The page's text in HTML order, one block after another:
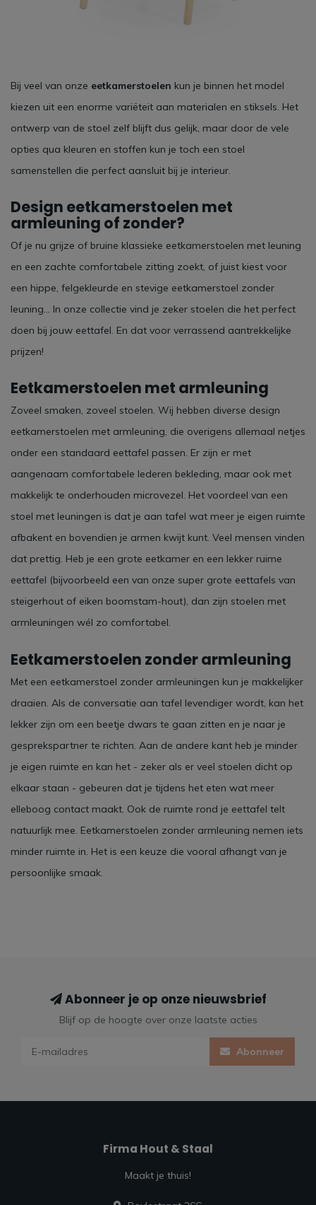
Bij veel van onze eetkamerstoelen kun je binnen het model
kiezen uit een enorme variëteit aan materialen en stiksels. Het
ontwerp van de stoel zelf blijft dus gelijk, maar door de vele
opties qua kleuren en stoffen kun je toch een stoel
samenstellen die perfect aansluit bij je interieur.
Design eetkamerstoelen met
armleuning of zonder?
Of je nu grijze of bruine klassieke eetkamerstoelen met leuning
en een zachte comfortabele zitting zoekt, of juist kiest voor
een hippe, felgekleurde en stevige eetkamerstoel zonder
leuning… In onze collectie vind je zeker stoelen die het perfect
doen bij jouw eettafel. En dat voor verrassend aantrekkelijke
prijzen!
Eetkamerstoelen met armleuning
Zoveel smaken, zoveel stoelen. Wij hebben diverse design
eetkamerstoelen met armleuning, die overigens allemaal netjes
onder een standaard eettafel passen. Er zijn er met
aangenaam comfortabele lederen bekleding, maar ook met
makkelijk te onderhouden microvezel. Het voordeel van een
stoel met leuningen is dat je aan tafel wat meer je eigen ruimte
afbakent en bovendien je armen kwijt kunt. Veel mensen vinden
dat prettig. Heb je een grote eetkamer en een lekker ruime
eettafel (bijvoorbeeld een van onze super grote eettafels van
steigerhout of eiken boomstam-hout), dan zijn stoelen met
armleuningen wél zo comfortabel.
Eetkamerstoelen zonder armleuning
Met een eetkamerstoel zonder armleuningen kun je makkelijker
draaien. Als de conversatie aan tafel levendiger wordt, kan het
lekker zijn om een beetje dwars te gaan zitten en je naar je
gesprekspartner te richten. Aan de andere kant heb je minder
je eigen ruimte en kan het - zeker als er veel stoelen dicht op
elkaar staan - gebeuren dat je tijdens het eten wat meer
elleboog contact maakt. Ook de ruimte rond je eettafel telt
natuurlijk mee. Eetkamerstoelen zonder armleuning nemen iets
minder ruimte in. Het is een keuze die vooral afhangt van je
persoonlijke smaak.
Abonneer je op onze nieuwsbrief
Blijf op de hoogte over onze laatste acties
Abonneer
Firma Hout & Staal
Maakt je thuis!